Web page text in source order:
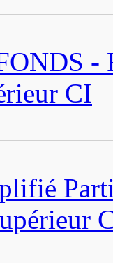
-
CI